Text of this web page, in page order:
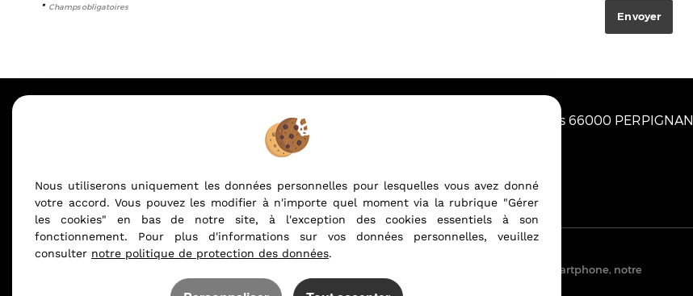
* Champs obligatoires
AGENCE INTERNATIONALE LPI - FRENCH PROPERTIES 9 Rue des 3 Journées 66000 PERPIGNAN
Mentions Légales Politique de protection des données Gérer les cookies Notre barème d'honoraires
Afin de vous offrir un confort de lecture permanent, depuis votre PC, votre tablette ou votre smartphone, notre
site s'adapte automatiquement aux différents types d'écrans
Nous utiliserons uniquement les données personnelles pour lesquelles vous avez donné
votre accord. Vous pouvez les modifier à n'importe quel moment via la rubrique "Gérer
les cookies" en bas de notre site, à l'exception des cookies essentiels à son
fonctionnement. Pour plus d'informations sur vos données personnelles, veuillez
consulter notre politique de protection des données.